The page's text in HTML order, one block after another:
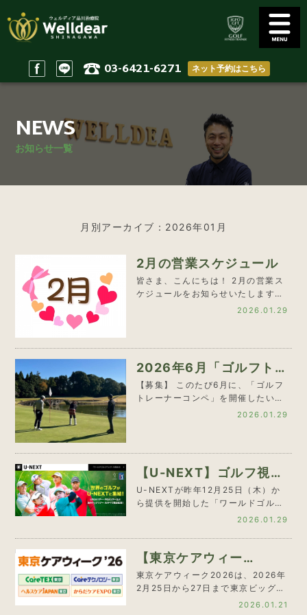
03-6421-6271 ネット予約はこちら
Staff
スタッフ
Access
アクセス
Home
ホーム
NEWS
お知らせ一覧
月別アーカイブ：2026年01月
2月の営業スケジュール
皆さま、こんにちは！ 2月の営業ス
ケジュールをお知らせいたします。
2026.01.29
2026年6月「ゴルフトレ
ーナーコンペ」参加者募
集！
【募集】 このたび6月に、「ゴルフ
トレーナーコンペ」を開催したいと
考えております。 日頃、身…2026.01.29
【U-NEXT】ゴルフ視聴
に特化した「ワールドゴ
ルフパック」…
U-NEXTが昨年12月25日（木）か
ら提供を開始した「ワールドゴルフ
2026.01.29
【東京ケアウィー
ク’26】 無料ご招待券配
布中！
東京ケアウィーク2026は、2026年
2月25日から27日まで東京ビッグサ
2026.01.21